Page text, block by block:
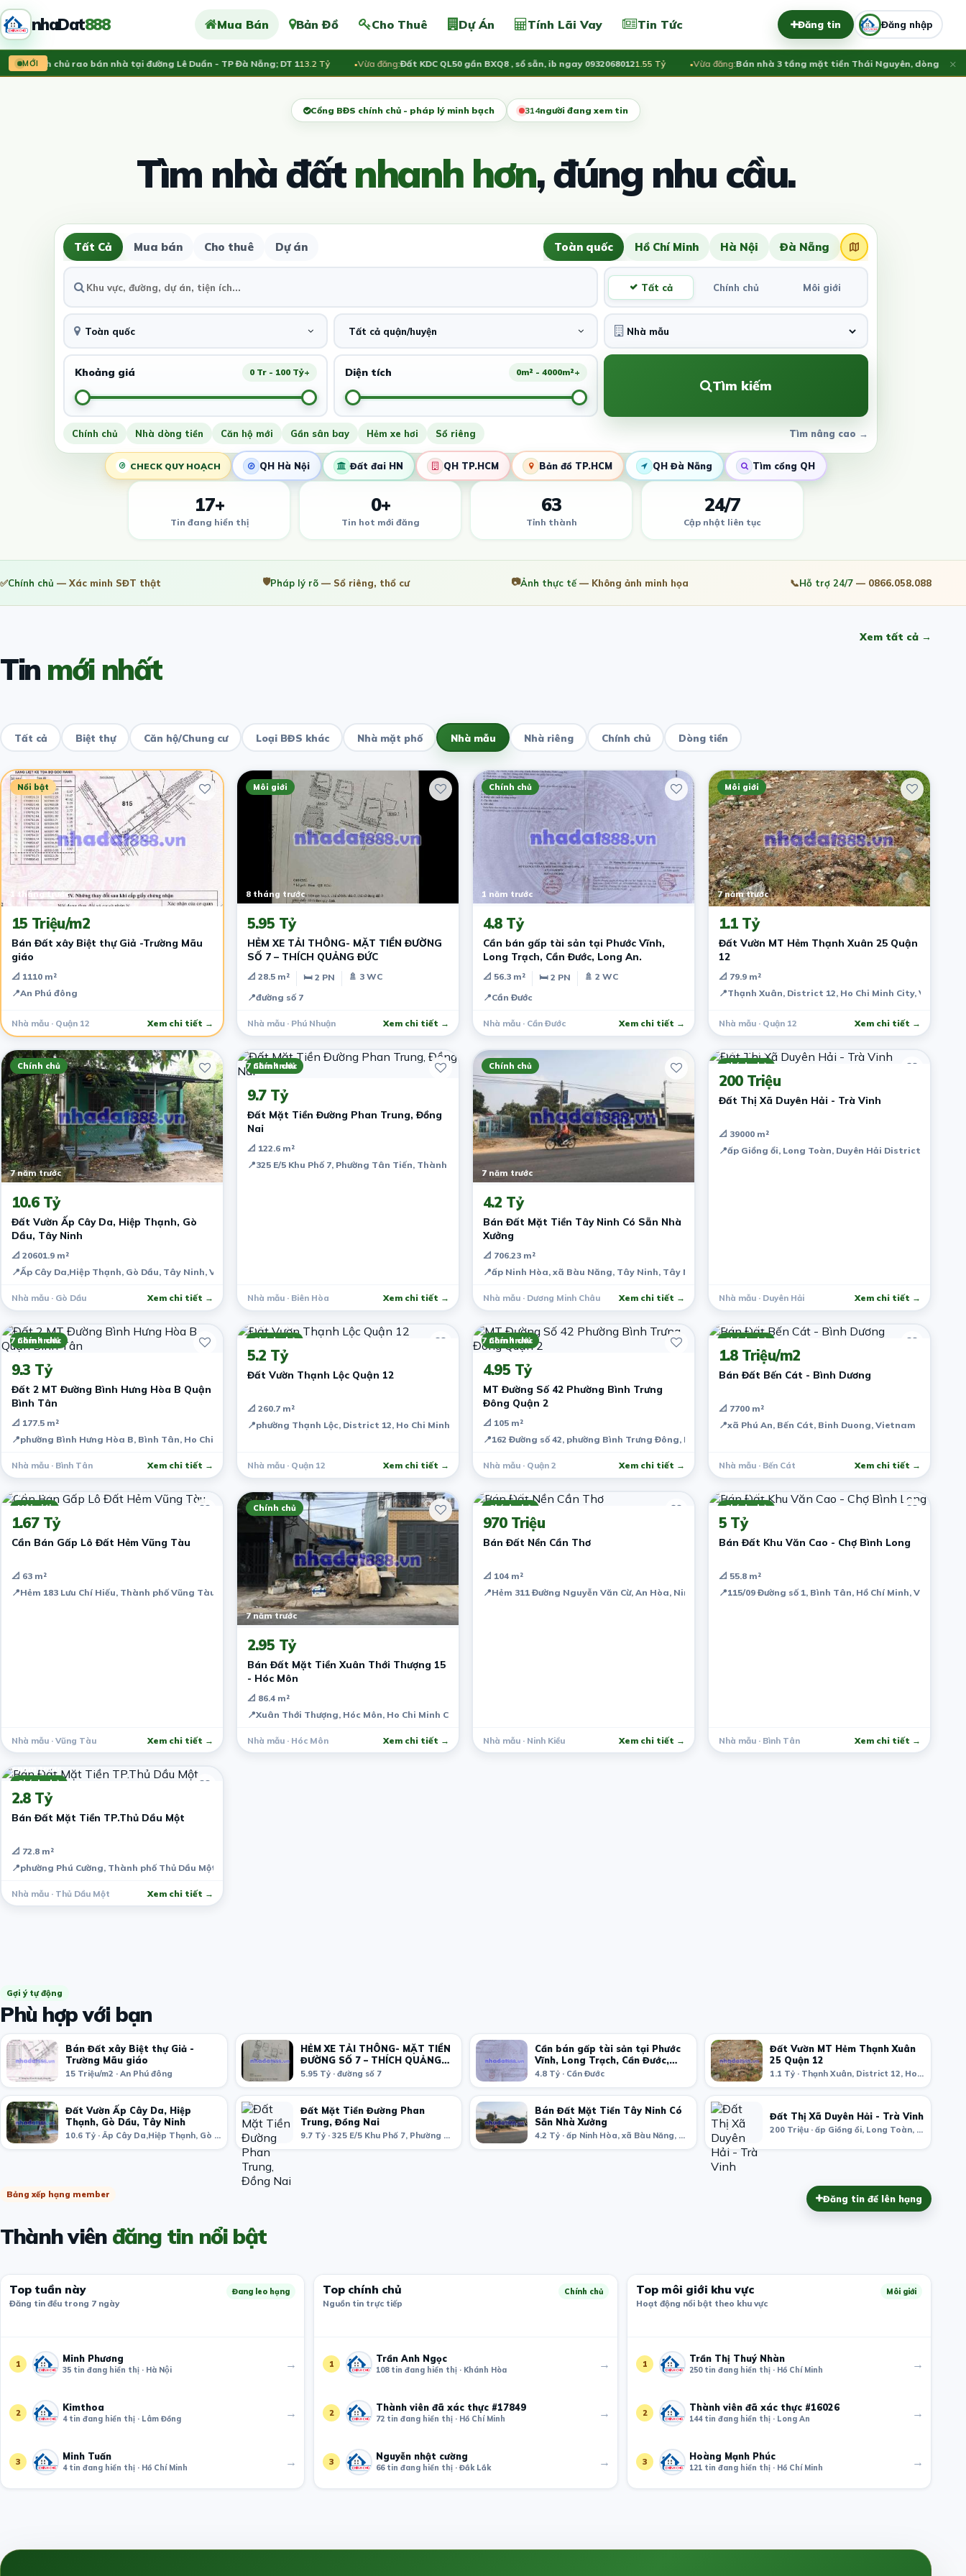
nhaDat888 Mua Bán Bản Đồ Cho Thuê Dự Án Tính Lãi Vay Tin Tức Đăng tin Đăng nhập
MỚI
Chính chủ rao bán nhà tại đường Lê Duẩn - TP Đà Nẵng; DT 113.2 Tỷ Vừa đăng:Đất KDC QL50 gần BXQ8 , sổ sẵn, ib ngay 09320680121.55 Tỷ Vừa đăng:Bán nhà 3 tầng mặt tiền Thái Nguyên, dòng tiền ổn
×
Cổng BĐS chính chủ - pháp lý minh bạch 314người đang xem tin
Tìm nhà đấtnhanh hơn, đúng nhu cầu.
Tất Cả Mua bán Cho thuê Dự án Toàn quốc Hồ Chí Minh Hà Nội Đà Nẵng
Tất cả Chính chủ Môi giới
Toàn quốc Tất cả quận/huyện
Khoảng giá 0 Tr - 100 Tỷ+ Diện tích 0m² - 4000m²+
Tìm kiếm
Chính chủ Nhà dòng tiền Căn hộ mới Gần sân bay Hẻm xe hơi Sổ riêng Tìm nâng cao →
CHECK QUY HOẠCH QH Hà Nội Đất đai HN QH TP.HCM Bản đồ TP.HCM QH Đà Nẵng Tìm cổng QH
17+
Tin đang hiển thị
0+
Tin hot mới đăng
63
Tỉnh thành
24/7
Cập nhật liên tục
✅Chính chủ — Xác minh SĐT thật 🛡️Pháp lý rõ — Sổ riêng, thổ cư 📷Ảnh thực tế— Không ảnh minh họa 📞Hỗ trợ 24/7 — 0866.058.088
Tinmới nhất
Xem tất cả →
Tất cả Biệt thự Căn hộ/Chung cư Loại BĐS khác Nhà mặt phố Nhà mẫu Nhà riêng Chính chủ Dòng tiền
Nổi bật
1 tháng trước
15 Triệu/m2
Bán Đất xây Biệt thự Giả -Trường Mãu
giáo
📐 1110 m²
📍An Phú đông
Nhà mẫu · Quận 12 Xem chi tiết →
Môi giới
8 tháng trước
5.95 Tỷ
HẺM XE TẢI THÔNG- MẶT TIỀN ĐƯỜNG
SỐ 7 – THÍCH QUẢNG ĐỨC
📐 28.5 m² 🛏 2 PN
🚿 3 WC
📍đường số 7
Nhà mẫu · Phú Nhuận Xem chi tiết →
Chính chủ
1 năm trước
4.8 Tỷ
Cần bán gấp tài sản tại Phước Vĩnh,
Long Trạch, Cần Đước, Long An.
📐 56.3 m² 🛏 2 PN
🚿 2 WC
📍Cần Đước
Nhà mẫu · Cần Đước Xem chi tiết →
Môi giới
7 năm trước
1.1 Tỷ
Đất Vườn MT Hẻm Thạnh Xuân 25 Quận
12
📐 79.9 m²
📍Thạnh Xuân, District 12, Ho Chi Minh City, Vietnam
Nhà mẫu · Quận 12 Xem chi tiết →
Chính chủ
7 năm trước
10.6 Tỷ
Đất Vườn Ấp Cây Da, Hiệp Thạnh, Gò
Dầu, Tây Ninh
📐 20601.9 m²
📍Ấp Cây Da,Hiệp Thạnh, Gò Dầu, Tây Ninh, Vietnam
Nhà mẫu · Gò Dầu Xem chi tiết →
Chính chủ
7 năm trước
9.7 Tỷ
Đất Mặt Tiền Đường Phan Trung, Đồng
Nai
📐 122.6 m²
📍325 E/5 Khu Phố 7, Phường Tân Tiến, Thành phố Biên Hòa, Đồng Nai, Việt Nam
Nhà mẫu · Biên Hòa Xem chi tiết →
Chính chủ
7 năm trước
4.2 Tỷ
Bán Đất Mặt Tiền Tây Ninh Có Sẵn Nhà
Xưởng
📐 706.23 m²
📍ấp Ninh Hòa, xã Bàu Năng, Tây Ninh, Tây Ninh Province, Vietnam
Nhà mẫu · Dương Minh Châu Xem chi tiết →
Chính chủ
7 năm trước
200 Triệu
Đất Thị Xã Duyên Hải - Trà Vinh
📐 39000 m²
📍ấp Giồng ổi, Long Toàn, Duyên Hải District, Tra
Nhà mẫu · Duyên Hải Xem chi tiết →
Chính chủ
7 năm trước
9.3 Tỷ
Đất 2 MT Đường Bình Hưng Hòa B Quận
Bình Tân
📐 177.5 m²
📍phường Bình Hưng Hòa B, Bình Tân, Ho Chi Minh City, Vietnam
Nhà mẫu · Bình Tân Xem chi tiết →
Chính chủ
7 năm trước
5.2 Tỷ
Đất Vườn Thạnh Lộc Quận 12
📐 260.7 m²
📍phường Thạnh Lộc, District 12, Ho Chi Minh City, Vietnam
Nhà mẫu · Quận 12 Xem chi tiết →
Chính chủ
7 năm trước
4.95 Tỷ
MT Đường Số 42 Phường Bình Trưng
Đông Quận 2
📐 105 m²
📍162 Đường số 42, phường Bình Trưng Đông, District 2, Ho Chi Minh City, Vietnam
Nhà mẫu · Quận 2 Xem chi tiết →
Chính chủ
7 năm trước
1.8 Triệu/m2
Bán Đất Bến Cát - Bình Dương
📐 7700 m²
📍xã Phú An, Bến Cát, Binh Duong, Vietnam
Nhà mẫu · Bến Cát Xem chi tiết →
Môi giới
7 năm trước
1.67 Tỷ
Cần Bán Gấp Lô Đất Hẻm Vũng Tàu
📐 63 m²
📍Hẻm 183 Lưu Chí Hiếu, Thành phố Vũng Tàu, Bà Rịa - Vũng Tàu, Việt Nam
Nhà mẫu · Vũng Tàu Xem chi tiết →
Chính chủ
7 năm trước
2.95 Tỷ
Bán Đất Mặt Tiền Xuân Thới Thượng 15
- Hóc Môn
📐 86.4 m²
📍Xuân Thới Thượng, Hóc Môn, Ho Chi Minh City, Vietnam
Nhà mẫu · Hóc Môn Xem chi tiết →
Chính chủ
7 năm trước
970 Triệu
Bán Đất Nền Cần Thơ
📐 104 m²
📍Hẻm 311 Đường Nguyễn Văn Cừ, An Hòa, Ninh Kiều, Cần Thơ, Việt Nam
Nhà mẫu · Ninh Kiều Xem chi tiết →
Chính chủ
7 năm trước
5 Tỷ
Bán Đất Khu Văn Cao - Chợ Bình Long
📐 55.8 m²
📍115/09 Đường số 1, Bình Tân, Hồ Chí Minh, Việt Nam
Nhà mẫu · Bình Tân Xem chi tiết →
Chính chủ
7 năm trước
2.8 Tỷ
Bán Đất Mặt Tiền TP.Thủ Dầu Một
📐 72.8 m²
📍phường Phú Cường, Thành phố Thủ Dầu Một, Bình Dương, Việt Nam
Nhà mẫu · Thủ Dầu Một Xem chi tiết →
Gợi ý tự động
Phù hợp với bạn
Bán Đất xây Biệt thự Giả -
Trường Mãu giáo
15 Triệu/m2 · An Phú đông
HẺM XE TẢI THÔNG- MẶT TIỀN
ĐƯỜNG SỐ 7 – THÍCH QUẢNG
ĐỨC
5.95 Tỷ · đường số 7
Cần bán gấp tài sản tại Phước
Vĩnh, Long Trạch, Cần Đước,
Long An.
4.8 Tỷ · Cần Đước
Đất Vườn MT Hẻm Thạnh Xuân
25 Quận 12
1.1 Tỷ · Thạnh Xuân, District 12, Ho Chi Minh City, Vietnam
Đất Vườn Ấp Cây Da, Hiệp
Thạnh, Gò Dầu, Tây Ninh
10.6 Tỷ · Ấp Cây Da,Hiệp Thạnh, Gò Dầu, Tây Ninh, Vietnam
Đất Mặt Tiền Đường Phan
Trung, Đồng Nai
9.7 Tỷ · 325 E/5 Khu Phố 7, Phường Tân Tiến, Thành phố Biên Hòa, Đồng Nai, Việt Nam
Bán Đất Mặt Tiền Tây Ninh Có
Sẵn Nhà Xưởng
4.2 Tỷ · ấp Ninh Hòa, xã Bàu Năng, Tây Ninh, Tây Ninh Province, Vietnam
Đất Thị Xã Duyên Hải - Trà Vinh
200 Triệu · ấp Giồng ổi, Long Toàn, Duyên Hải District, Tra Vinh, Vietnam
Bảng xếp hạng member
Thành viên đăng tin nổi bật
Đăng tin để lên hạng
Top tuần này
Đăng tin đều trong 7 ngày
Đang leo hạng
1 Minh Phương
35 tin đang hiển thị · Hà Nội →
2 Kimthoa
4 tin đang hiển thị · Lâm Đồng →
3 Minh Tuấn
4 tin đang hiển thị · Hồ Chí Minh →
Top chính chủ
Nguồn tin trực tiếp
Chính chủ
1 Trần Anh Ngọc
108 tin đang hiển thị · Khánh Hòa →
2 Thành viên đã xác thực #17849
72 tin đang hiển thị · Hồ Chí Minh →
3 Nguyễn nhật cường
66 tin đang hiển thị · Đắk Lắk →
Top môi giới khu vực
Hoạt động nổi bật theo khu vực
Môi giới
1 Trần Thị Thuý Nhàn
250 tin đang hiển thị · Hồ Chí Minh →
2 Thành viên đã xác thực #16026
144 tin đang hiển thị · Long An →
3 Hoàng Mạnh Phúc
121 tin đang hiển thị · Hồ Chí Minh →